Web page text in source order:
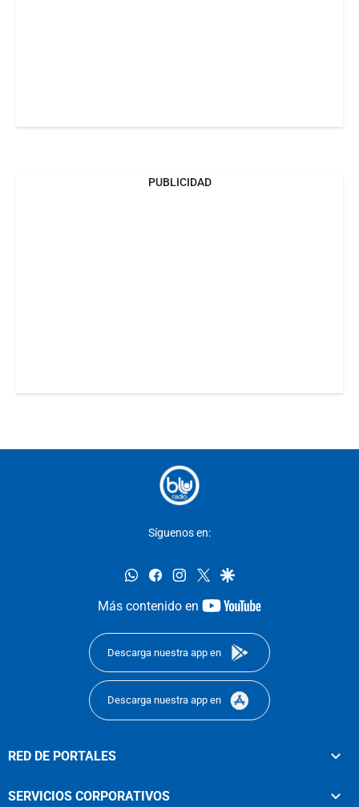
PUBLICIDAD
Síguenos en:
whatsappfacebookinstagram
twittergoogle
Más contenido en
youtube-
Descarga nuestra app en
Descarga nuestra app en
RED DE PORTALES
SERVICIOS CORPORATIVOS